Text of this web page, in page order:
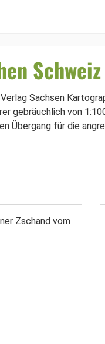
Schweiz
Sachsen
gebräuchlich von
Übergang für die